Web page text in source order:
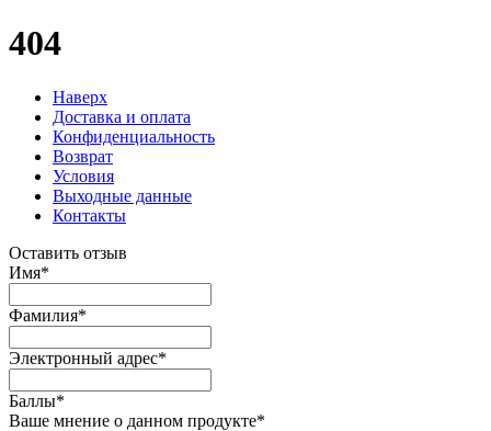
404
Наверх
Доставка и оплата
Конфиденциальность
Возврат
Условия
Выходные данные
Контакты
Оставить отзыв
Имя*
Фамилия*
Электронный адрес*
Баллы*
Ваше мнение о данном продукте*